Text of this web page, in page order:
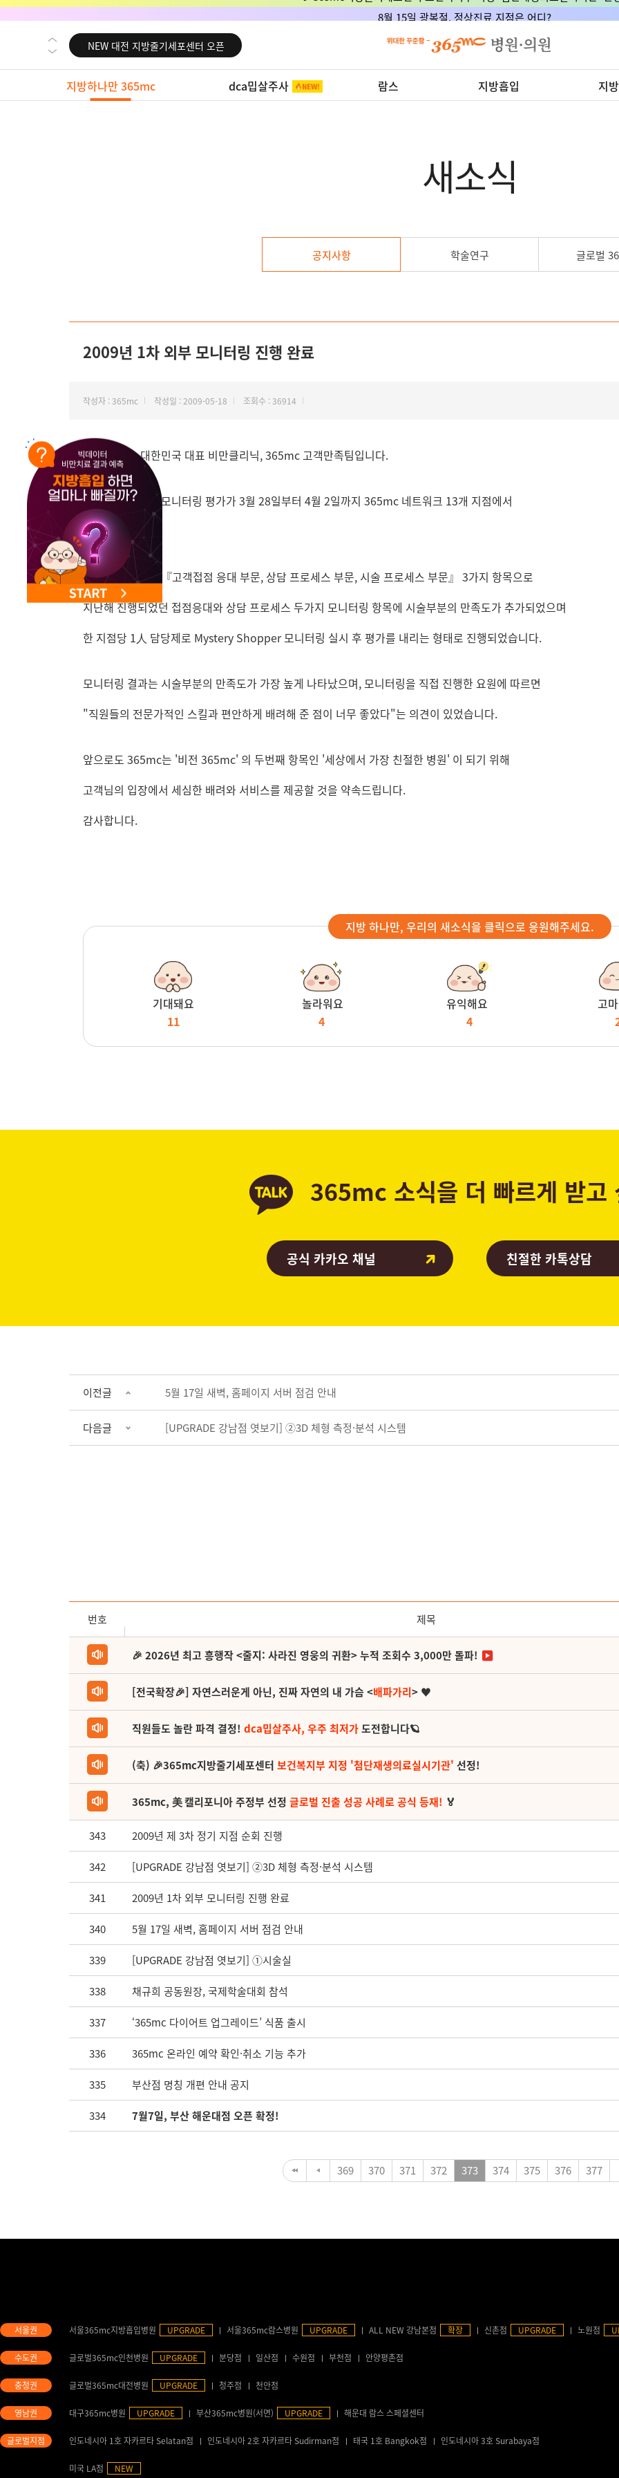
8월 15일 광복절, 정상진료 지점은 어디?
NEW 교대 지방줄기세포센터 오픈
NEW 대전 지방줄기세포센터 오픈
NEW 노원 지방줄기세포센터 오픈
NEW 미국 LA점 오픈
지방하나만 365mc dca밉살주사 람스 지방흡입 지
새소식
공지사항 학술연구 글로벌
2009년 1차 외부 모니터링 진행 완료
작성자 : 365mc 작성일 : 2009-05-18 조회수 : 36914
안녕하세요. 대한민국 대표 비만클리닉, 365mc 고객만족팀입니다.
2009년 1차 외부모니터링 평가가 3월 28일부터 4월 2일까지 365mc 네트워크 13개 지점에서
진행되었습니다.
이번 모니터링은 『고객접점 응대 부문, 상담 프로세스 부문, 시술 프로세스 부문』 3가지 항목으로
지난해 진행되었던 접점응대와 상담 프로세스 두가지 모니터링 항목에 시술부분의 만족도가 추가되었으며
한 지점당 1人 담당제로 Mystery Shopper 모니터링 실시 후 평가를 내리는 형태로 진행되었습니다.
모니터링 결과는 시술부분의 만족도가 가장 높게 나타났으며, 모니터링을 직접 진행한 요원에 따르면
"직원들의 전문가적인 스킬과 편안하게 배려해 준 점이 너무 좋았다"는 의견이 있었습니다.
앞으로도 365mc는 '비전 365mc' 의 두번째 항목인 '세상에서 가장 친절한 병원' 이 되기 위해
고객님의 입장에서 세심한 배려와 서비스를 제공할 것을 약속드립니다.
감사합니다.
지방 하나만, 우리의 새소식을 클릭으로 응원해주세요.
기대돼요
11
놀라워요
4
유익해요
4
고
365mc 소식을 더 빠르게 받고
공식 카카오 채널 친절한 카톡상담
이전글 5월 17일 새벽, 홈페이지 서버 점검 안내
다음글 [UPGRADE 강남점 엿보기] ②3D 체형 측정·분석 시스템
번호 제목
🎉 2026년 최고 흥행작 <줄지: 사라진 영웅의 귀환> 누적 조회수 3,000만 돌파!
[전국확장🎉] 자연스러운게 아닌, 진짜 자연의 내 가슴 <배파가리> ♥
직원들도 놀란 파격 결정! dca밉살주사, 우주 최저가도전합니다🪐
(축) 🎉365mc지방줄기세포센터 보건복지부 지정 '첨단재생의료실시기관' 선정!
365mc, 美 캘리포니아 주정부 선정 글로벌 진출 성공 사례로 공식 등재! 🏅
343 2009년 제 3차 정기 지점 순회 진행
342 [UPGRADE 강남점 엿보기] ②3D 체형 측정·분석 시스템
341 2009년 1차 외부 모니터링 진행 완료
340 5월 17일 새벽, 홈페이지 서버 점검 안내
339 [UPGRADE 강남점 엿보기] ①시술실
338 채규희 공동원장, 국제학술대회 참석
337 ‘365mc 다이어트 업그레이드’ 식품 출시
336 365mc 온라인 예약 확인·취소 기능 추가
335 부산점 명칭 개편 안내 공지
334 7월7일, 부산 해운대점 오픈 확정!
369 370 371 372 373 374 375 376 377
서울365mc지방흡입병원 UPGRADE 서울365mc람스병원 UPGRADE ALL NEW 강남본점 확장 신촌점 UPGRADE 노원점
글로벌365mc인천병원 UPGRADE 분당점 일산점 수원점 부천점 안양평촌점
글로벌365mc대전병원 UPGRADE 청주점 천안점
대구365mc병원 UPGRADE 부산365mc병원(서면) UPGRADE 해운대 람스 스페셜센터
인도네시아 1호 자카르타 Selatan점 인도네시아 2호 자카르타 Sudirman점 태국 1호 Bangkok점 인도네시아 3호 Surabaya점
미국 LA점 NEW